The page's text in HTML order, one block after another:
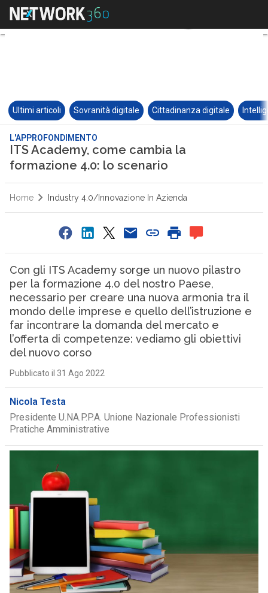
Ultimi articoli Sovranità digitale Cittadinanza digitale
L'APPROFONDIMENTO
ITS Academy, come cambia la
formazione 4.0: lo scenario
Home Industry 4.0/Innovazione In Azienda
Con gli ITS Academy sorge un nuovo pilastro
per la formazione 4.0 del nostro Paese,
necessario per creare una nuova armonia tra il
mondo delle imprese e quello dell’istruzione e
far incontrare la domanda del mercato e
l’offerta di competenze: vediamo gli obiettivi
del nuovo corso
Pubblicato il 31 Ago 2022
Nicola Testa
Presidente U.NA.P.P.A. Unione Nazionale Professionisti
Pratiche Amministrative